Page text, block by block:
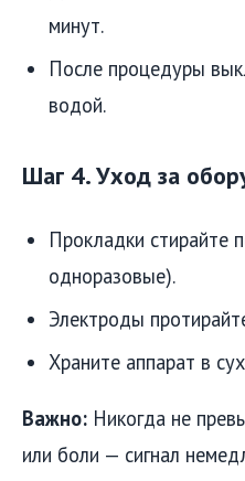
минут.
После процедуры
водой.
Шаг 4. Уход за
Прокладки стирайте
одноразовые).
Электроды
Храните аппарат в
Важно: Никогда не
или боли — сигнал